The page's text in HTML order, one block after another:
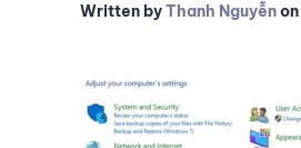
Written byThanh Nguyễnon